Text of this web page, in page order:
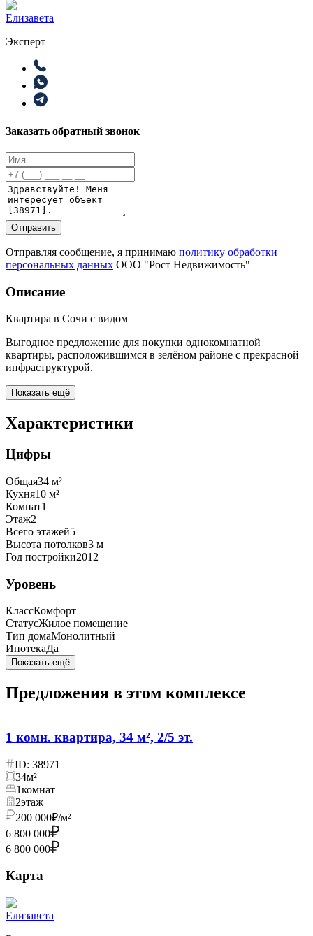
Елизавета
Эксперт
Заказать обратный звонок
Отправить
Отправляя сообщение, я принимаю политику обработки
персональных данных ООО "Рост Недвижимость"
Описание
Квартира в Сочи с видом
Выгодное предложение для покупки однокомнатной
квартиры, расположившимся в зелёном районе с прекрасной
инфраструктурой.
Показать ещё
Характеристики
Цифры
Общая34 м²
Кухня10 м²
Комнат1
Этаж2
Всего этажей5
Высота потолков3 м
Год постройки2012
Уровень
КлассКомфорт
СтатусЖилое помещение
Тип домаМонолитный
ИпотекаДа
Показать ещё
Предложения в этом комплексе
1 комн. квартира, 34 м², 2/5 эт.
ID: 38971
34м²
1комнат
2этаж
200 000₽/м²
6 800 000
6 800 000
Карта
Елизавета